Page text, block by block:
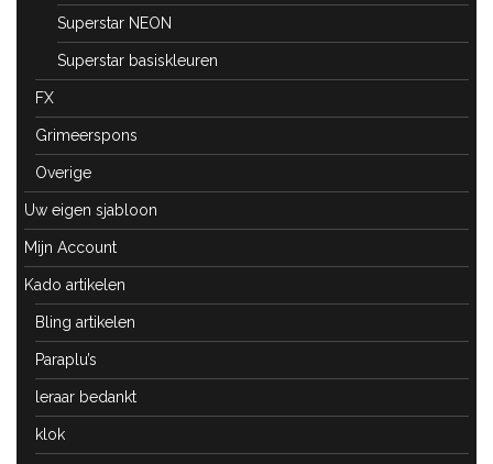
Superstar NEON
Superstar basiskleuren
FX
Grimeerspons
Overige
Uw eigen sjabloon
Mijn Account
Kado artikelen
Bling artikelen
Paraplu’s
leraar bedankt
klok